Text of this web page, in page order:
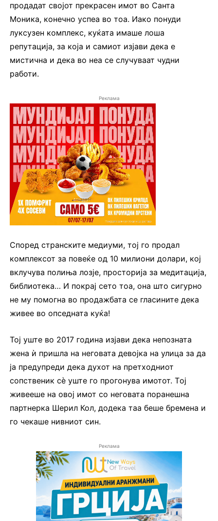
продадат својот прекрасен имот во Санта
Моника, конечно успеа во тоа. Иако понуди
луксузен комплекс, куќата имаше лоша
репутација, за која и самиот изјави дека е
мистична и дека во неа се случуваат чудни
работи.
Реклама
Според странските медиуми, тој го продал
комплексот за повеќе од 10 милиони долари, кој
вклучува полиња лозје, просторија за медитација,
библиотека… И покрај сето тоа, она што сигурно
не му помогна во продажбата се гласините дека
живее во опседната куќа!
Тој уште во 2017 година изјави дека непозната
жена ѝ пришла на неговата девојка на улица за да
ја предупреди дека духот на претходниот
сопственик сè уште го прогонува имотот. Tој
живееше на овој имот со неговата поранешна
партнерка Шерил Кол, додека таа беше бремена и
го чекаше нивниот син.
Реклама